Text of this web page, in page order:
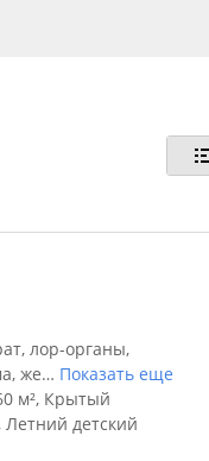
лор-органы,
же… Показать еще
м², Крытый
Летний детский